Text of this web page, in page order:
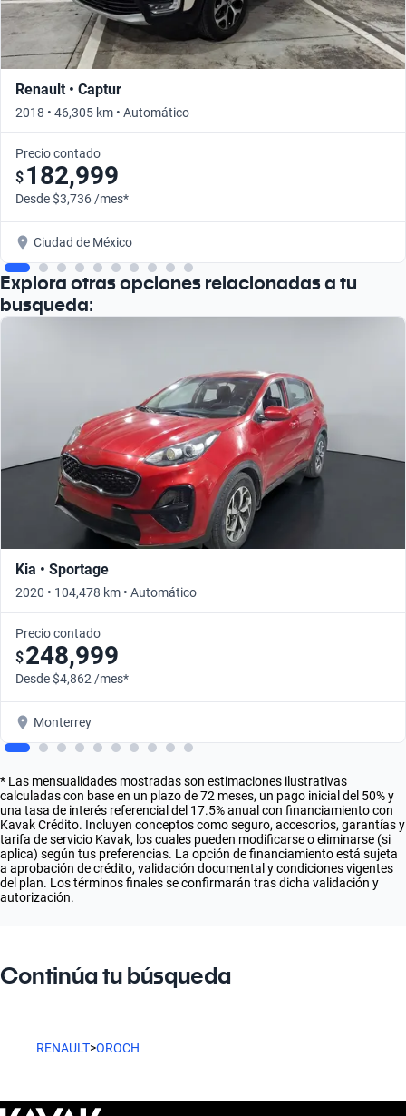
Renault • Captur
2018 • 46,305 km • Automático
Precio contado
$ 182,999
Desde $3,736 /mes*
Ciudad de México
Explora otras opciones relacionadas a tu
busqueda:
Kia • Sportage
2020 • 104,478 km • Automático
Precio contado
$248,999
Desde $4,862 /mes*
Monterrey
* Las mensualidades mostradas son estimaciones ilustrativas
calculadas con base en un plazo de 72 meses, un pago inicial del 50% y
una tasa de interés referencial del 17.5% anual con financiamiento con
Kavak Crédito. Incluyen conceptos como seguro, accesorios, garantías y
tarifa de servicio Kavak, los cuales pueden modificarse o eliminarse (si
aplica) según tus preferencias. La opción de financiamiento está sujeta
a aprobación de crédito, validación documental y condiciones vigentes
del plan. Los términos finales se confirmarán tras dicha validación y
autorización.
Continúa tu búsqueda
RENAULT>OROCH